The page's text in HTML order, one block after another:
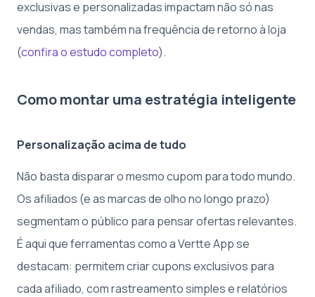
exclusivas e personalizadas impactam não só nas
vendas, mas também na frequência de retorno à loja
(confira o estudo completo).
Como montar uma estratégia inteligente
Personalização acima de tudo
Não basta disparar o mesmo cupom para todo mundo.
Os afiliados (e as marcas de olho no longo prazo)
segmentam o público para pensar ofertas relevantes.
É aqui que ferramentas como a Vertte App se
destacam: permitem criar cupons exclusivos para
cada afiliado, com rastreamento simples e relatórios